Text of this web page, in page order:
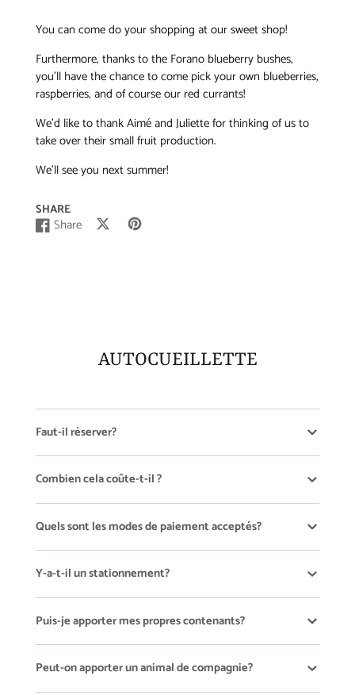
You can come do your shopping at our sweet shop!
Furthermore, thanks to the Forano blueberry bushes,
you’ll have the chance to come pick your own blueberries,
raspberries, and of course our red currants!
We’d like to thank Aimé and Juliette for thinking of us to
take over their small fruit production.
We’ll see you next summer!
SHARE
Share
Share
Opens
Post
Opens Pin
Opens
AUTOCUEILLETTE
Faut-il réserver?
Combien cela coûte-t-il ?
Quels sont les modes de paiement acceptés?
Y-a-t-il un stationnement?
Puis-je apporter mes propres contenants?
Peut-on apporter un animal de compagnie?